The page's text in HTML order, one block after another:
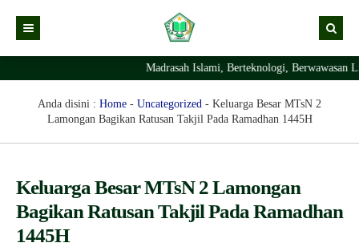
Kabar Madrasah
Profil Madrasah
Ekstrakurikuler Madrasah
Prestasi Madrasah
KURIKULUM
RDM
Struktur Organisasi Madrasah
Madrasah Islami, Berteknologi, Berwawasan
Anda disini : Home - Uncategorized - Keluarga Besar MTsN 2
Lamongan Bagikan Ratusan Takjil Pada Ramadhan 1445H
Keluarga Besar MTsN 2 Lamongan
Bagikan Ratusan Takjil Pada Ramadhan
1445H